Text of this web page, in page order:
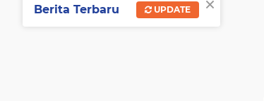
Berita Terbaru UPDATE